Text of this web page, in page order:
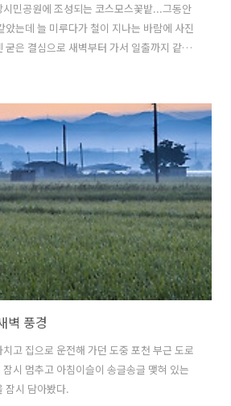
민공원에 조성되는 코스모스꽃밭...그동안
았는데 늘 미루다가 철이 지나는 바람에 사진
굳은 결심으로 새벽부터 가서 일출까지 같이
편인데 시간이 되면서 몰려드는 진사님들
로 그 느낌을 표현하기는 정말 힘든 것 같다.
벽 풍경
고 집으로 운전해 가던 도중 포천 부근 도로
시 멈추고 아침이슬이 송글송글 맺혀 있는
잠시 담아봤다.